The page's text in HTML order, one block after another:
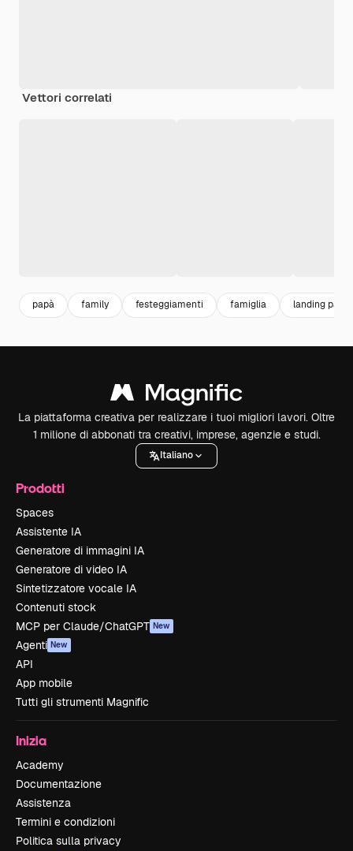
Vettori correlati
papà family festeggiamenti famiglia landing page
La piattaforma creativa per realizzare i tuoi migliori lavori. Oltre
1 milione di abbonati tra creativi, imprese, agenzie e studi.
Italiano
Prodotti
Spaces
Assistente IA
Generatore di immagini IA
Generatore di video IA
Sintetizzatore vocale IA
Contenuti stock
MCP per Claude/ChatGPT New
Agenti New
API
App mobile
Tutti gli strumenti Magnific
Inizia
Academy
Documentazione
Assistenza
Termini e condizioni
Politica sulla privacy